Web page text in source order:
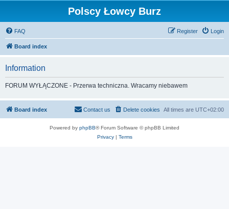
Polscy Łowcy Burz
FAQ Login
Register
Board index
Information
FORUM WYŁĄCZONE - Przerwa techniczna. Wracamy niebawem
Board index All times are UTC+02:00
Delete cookies
Contact us
Powered by phpBB® Forum Software © phpBB Limited
Privacy| Terms